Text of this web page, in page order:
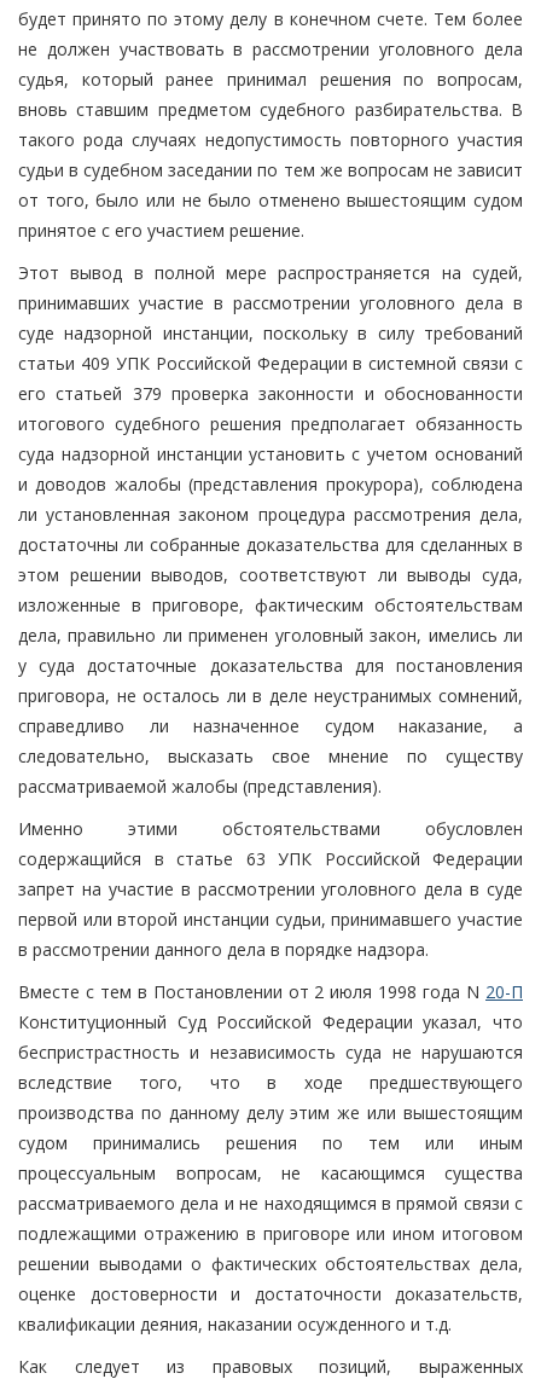
будет принято по этому делу в конечном счете. Тем более
не должен участвовать в рассмотрении уголовного дела
судья, который ранее принимал решения по вопросам,
вновь ставшим предметом судебного разбирательства. В
такого рода случаях недопустимость повторного участия
судьи в судебном заседании по тем же вопросам не зависит
от того, было или не было отменено вышестоящим судом
принятое с его участием решение.
Этот вывод в полной мере распространяется на судей,
принимавших участие в рассмотрении уголовного дела в
суде надзорной инстанции, поскольку в силу требований
статьи 409 УПК Российской Федерации в системной связи с
его статьей 379 проверка законности и обоснованности
итогового судебного решения предполагает обязанность
суда надзорной инстанции установить с учетом оснований
и доводов жалобы (представления прокурора), соблюдена
ли установленная законом процедура рассмотрения дела,
достаточны ли собранные доказательства для сделанных в
этом решении выводов, соответствуют ли выводы суда,
изложенные в приговоре, фактическим обстоятельствам
дела, правильно ли применен уголовный закон, имелись ли
у суда достаточные доказательства для постановления
приговора, не осталось ли в деле неустранимых сомнений,
справедливо ли назначенное судом наказание, а
следовательно, высказать свое мнение по существу
рассматриваемой жалобы (представления).
Именно этими обстоятельствами обусловлен
содержащийся в статье 63 УПК Российской Федерации
запрет на участие в рассмотрении уголовного дела в суде
первой или второй инстанции судьи, принимавшего участие
в рассмотрении данного дела в порядке надзора.
Вместе с тем в Постановлении от 2 июля 1998 года N 20-П
Конституционный Суд Российской Федерации указал, что
беспристрастность и независимость суда не нарушаются
вследствие того, что в ходе предшествующего
производства по данному делу этим же или вышестоящим
судом принимались решения по тем или иным
процессуальным вопросам, не касающимся существа
рассматриваемого дела и не находящимся в прямой связи с
подлежащими отражению в приговоре или ином итоговом
решении выводами о фактических обстоятельствах дела,
оценке достоверности и достаточности доказательств,
квалификации деяния, наказании осужденного и т.д.
Как следует из правовых позиций, выраженных